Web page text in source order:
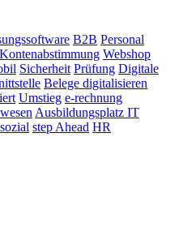
B2B Personal
Kontenabstimmung Webshop
Sicherheit Prüfung Digitale
Belege digitalisieren
Umstieg e-rechnung
Ausbildungsplatz IT
step Ahead HR